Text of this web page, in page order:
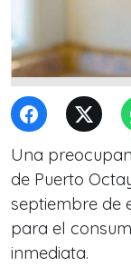
Una
de Puerto
septiembre de
para el
inmediata.